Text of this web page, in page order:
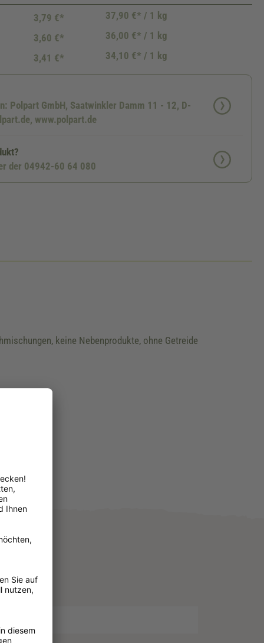
3,79 €*
37,90 €* / 1 kg
3,60 €*
36,00 €* / 1 kg
3,41 €*
34,10 €* / 1 kg
Polpart GmbH, Saatwinkler Damm 11 - 12, D-
www.polpart.de
der 04942-60 64 080
keine Nebenprodukte, ohne Getreide